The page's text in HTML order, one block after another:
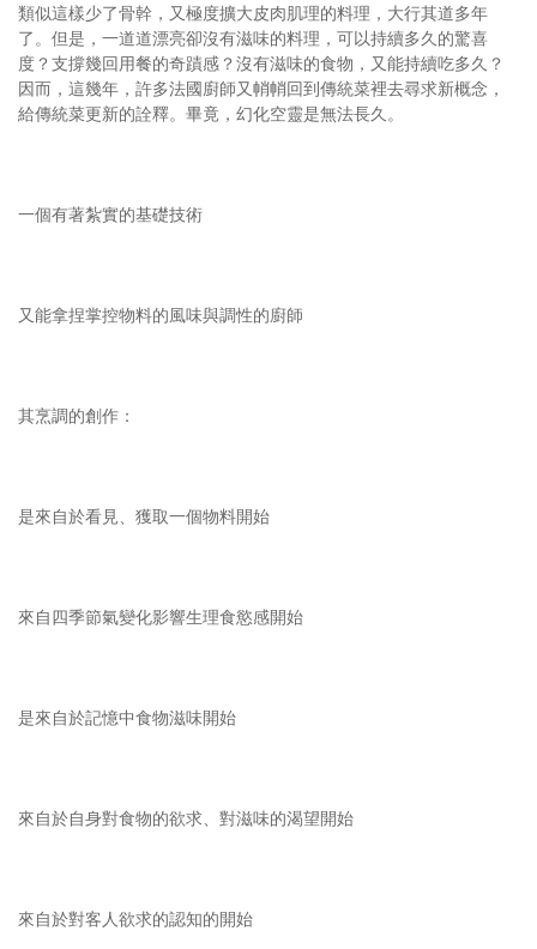
類似這樣少了骨幹，又極度擴大皮肉肌理的料理，大行其道多年
了。但是，一道道漂亮卻沒有滋味的料理，可以持續多久的驚喜
度？支撐幾回用餐的奇蹟感？沒有滋味的食物，又能持續吃多久？
因而，這幾年，許多法國廚師又帩帩回到傳統菜裡去尋求新概念，
給傳統菜更新的詮釋。畢竟，幻化空靈是無法長久。
一個有著紮實的基礎技術
又能拿捏掌控物料的風味與調性的廚師
其烹調的創作：
是來自於看見、獲取一個物料開始
來自四季節氣變化影響生理食慾感開始
是來自於記憶中食物滋味開始
來自於自身對食物的欲求、對滋味的渴望開始
來自於對客人欲求的認知的開始